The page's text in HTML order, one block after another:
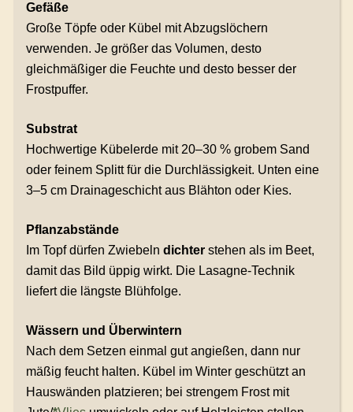
Gefäße
Große Töpfe oder Kübel mit Abzugslöchern
verwenden. Je größer das Volumen, desto
gleichmäßiger die Feuchte und desto besser der
Frostpuffer.
Substrat
Hochwertige Kübelerde mit 20–30 % grobem Sand
oder feinem Splitt für die Durchlässigkeit. Unten eine
3–5 cm Drainageschicht aus Blähton oder Kies.
Pflanzabstände
Im Topf dürfen Zwiebeln dichterstehen als im Beet,
damit das Bild üppig wirkt. Die Lasagne-Technik
liefert die längste Blühfolge.
Wässern und Überwintern
Nach dem Setzen einmal gut angießen, dann nur
mäßig feucht halten. Kübel im Winter geschützt an
Hauswänden platzieren; bei strengem Frost mit